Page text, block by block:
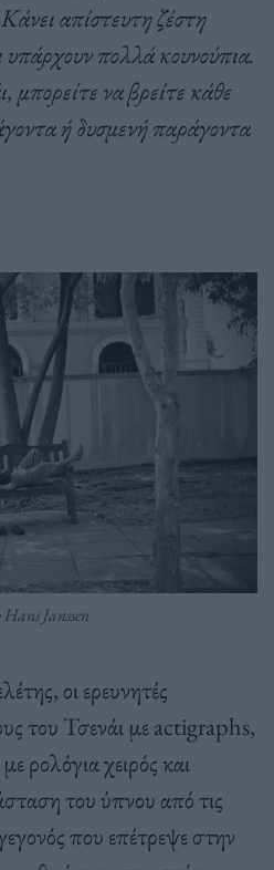
απίστευτη ζέστη
πολλά κουνούπια.
μπορείτε να βρείτε κάθε
ή δυσμενή παράγοντα
Janssen
οι ερευνητές
του Τσενάι με actigraphs,
ρολόγια χειρός και
του ύπνου από τις
που επέτρεψε στην